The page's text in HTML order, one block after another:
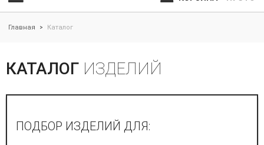
Главная > Каталог
КАТАЛОГ ИЗДЕЛИЙ
ПОДБОР ИЗДЕЛИЙ ДЛЯ: